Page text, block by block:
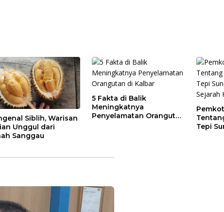
Siblih, Warisan
Unggul dari
Sanggau
5 Fakta di Balik
Meningkatnya
Penyelamatan Orangutan
Tepi